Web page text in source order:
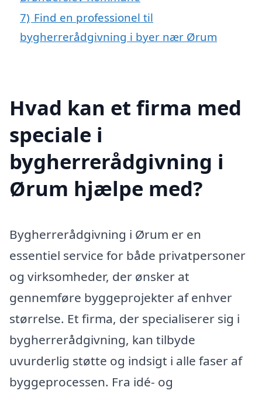
7) Find en professionel til
bygherrerådgivning i byer nær Ørum
Hvad kan et firma med
speciale i
bygherrerådgivning i
Ørum hjælpe med?
Bygherrerådgivning i Ørum er en
essentiel service for både privatpersoner
og virksomheder, der ønsker at
gennemføre byggeprojekter af enhver
størrelse. Et firma, der specialiserer sig i
bygherrerådgivning, kan tilbyde
uvurderlig støtte og indsigt i alle faser af
byggeprocessen. Fra idé- og